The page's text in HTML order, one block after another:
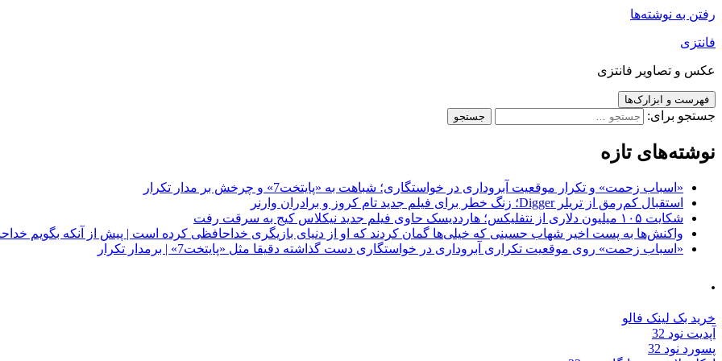
رفتن به نوشته‌ها
فانتزی
عکس و تصاویر فانتزی
فهرست و ابزارک‌ها
جستجو برای:
نوشته‌های تازه
«اسباب زحمت» و تکرار موقعیت آبروداری در خواستگاری؛ شباهت به «پایتخت7» و چرخش بر مدار تکرار
استقبال کم‌رمق از تریلر Digger؛ زنگ خطر برای فیلم جدید تام کروز و برادران وارنر
شکایت ۱۰۵ میلیون دلاری از نتفلیکس؛ هارددیسک حاوی فیلم جدید نیکلاس کیج به سرقت رفت
واکنش‌ها به پست اخیر شهاب حسینی که خیلی‌ها گمان کردند که او از دنیای بازیگری خداحافظی کرده است | پیش از آنکه بگویم
«اسباب زحمت» روی موقعیت تکراری آبروداری در خواستگاری دست گذاشته دقیقا مثل «پایتخت7» | برمدار تکرار
.
خرید بک لینک فالو
آپدیت نود 32
پسورد نود 32